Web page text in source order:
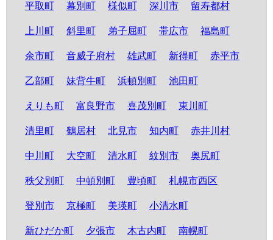
平取町 幕別町 様似町 深川市 留寿都村
上川町 斜里町 弟子屈町 帯広市 福島町
余市町 音威子府村 雄武町 新得町 赤平市
乙部町 妹背牛町 浜頓別町 池田町
えりも町 富良野市 喜茂別町 東川町
清里町 鶴居村 北見市 知内町 赤井川村
中川町 大空町 清水町 紋別市 奥尻町
秩父別町 中頓別町 豊頃町 札幌市西区
登別市 京極町 美瑛町 小清水町
新ひだか町 夕張市 木古内町 南幌町